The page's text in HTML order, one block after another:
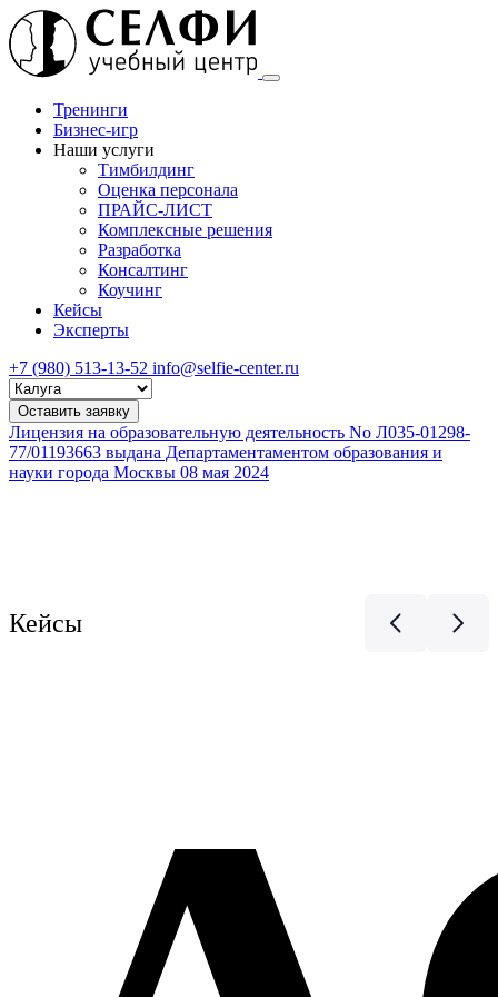
Тренинги
Бизнес-игр
Наши услуги
Тимбилдинг
Оценка персонала
ПРАЙС-ЛИСТ
Комплексные решения
Разработка
Консалтинг
Коучинг
Кейсы
Эксперты
+7 (980) 513-13-52 info@selfie-center.ru
Выберите
город
Оставить заявку
Лицензия на образовательную деятельность No Л035-01298-
77/01193663 выдана Департаментаментом образования и
науки города Москвы 08 мая 2024
Кейсы